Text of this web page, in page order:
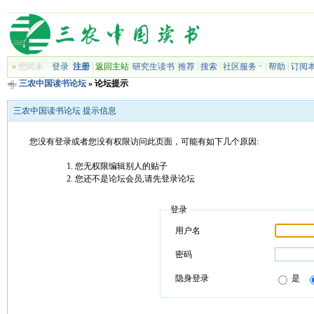
»您尚未 登录 注册| 返回主站| 研究生读书| 推荐| 搜索| 社区服务 帮助
订阅
三农中国读书论坛» 论坛提示
三农中国读书论坛 提示信息
您没有登录或者您没有权限访问此页面，可能有如下几个原因:
您无权限编辑别人的贴子
您还不是论坛会员,请先登录论坛
登录
用户名
密码
隐身登录 是